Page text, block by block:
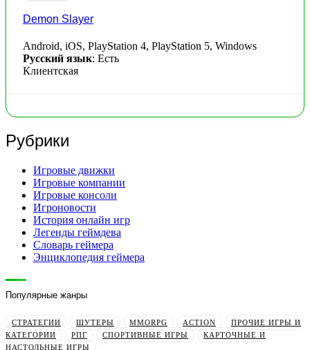
Demon Slayer
Android, iOS, PlayStation 4, PlayStation 5, Windows
Русский язык: Есть
Клиентская
Рубрики
Игровые движки
Игровые компании
Игровые консоли
Игроновости
История онлайн игр
Легенды геймдева
Словарь геймера
Энциклопедия геймера
Популярные жанры
СТРАТЕГИИ ШУТЕРЫ MMORPG ACTION
ПРОЧИЕ ИГРЫ И
КАТЕГОРИИ
РПГ СПОРТИВНЫЕ ИГРЫ
КАРТОЧНЫЕ И
НАСТОЛЬНЫЕ ИГРЫ